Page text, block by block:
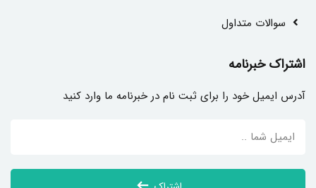
سوالات متداول
اشتراک خبرنامه
آدرس ایمیل خود را برای ثبت نام در خبرنامه ما وارد کنید